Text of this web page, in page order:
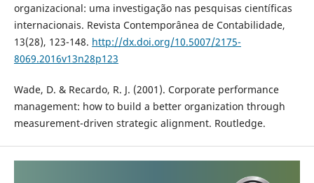
organizacional: uma investigação nas pesquisas científicas
internacionais. Revista Contemporânea de Contabilidade,
13(28), 123-148. http://dx.doi.org/10.5007/2175-
8069.2016v13n28p123
Wade, D. & Recardo, R. J. (2001). Corporate performance
management: how to build a better organization through
measurement-driven strategic alignment. Routledge.